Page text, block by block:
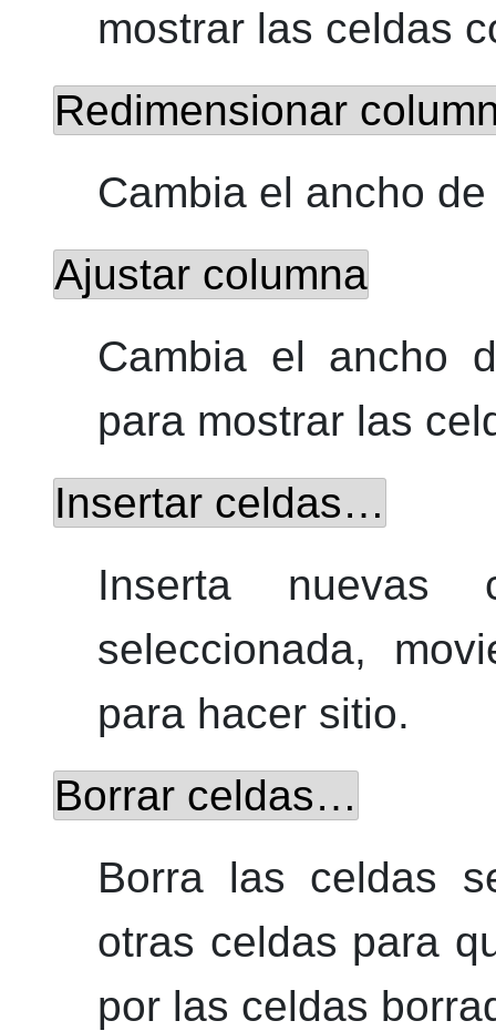
mostrar las celdas
Redimensionar
Cambia el ancho
Ajustar columna
Cambia el ancho
para mostrar las
Insertar celdas…
Inserta nuevas
seleccionada,
para hacer sitio.
Borrar celdas…
Borra las celdas
otras celdas para
por las celdas